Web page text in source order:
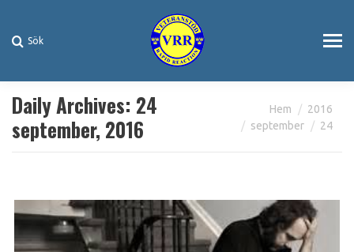
Search:
Sök
Daily Archives: 24
september, 2016
You are here:
Hem
2016
september
24